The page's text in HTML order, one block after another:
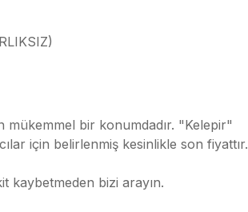
mükemmel bir konumdadır. "Kelepir"
için belirlenmiş kesinlikle son fiyattır.
kaybetmeden bizi arayın.